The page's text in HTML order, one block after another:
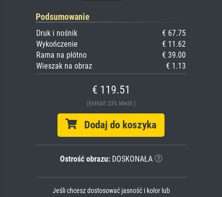
Podsumowanie
Druk i nośnik
€ 67.75
Wykończenie
€ 11.62
Rama na płótno
€ 39.00
Wieszak na obraz
€ 1.13
€ 119.51
(Enthält 23% MwSt.)
Dodaj do koszyka
Ostrość obrazu:DOSKONAŁA
Jeśli chcesz dostosować jasność i kolor lub